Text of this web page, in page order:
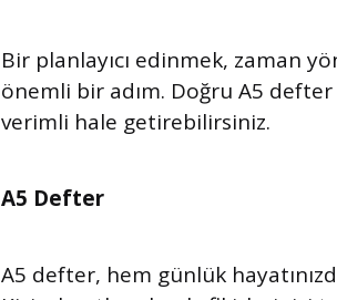
Bir planlayıcı edinmek, zaman
önemli bir adım. Doğru A5 defter
verimli hale getirebilirsiniz.
A5 Defter
A5 defter, hem günlük